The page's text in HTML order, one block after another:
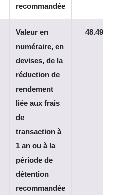
recommandée
Valeur en
numéraire, en
devises, de la
réduction de
rendement
liée aux frais
de
transaction à
1 an ou à la
période de
détention
recommandée
48.492